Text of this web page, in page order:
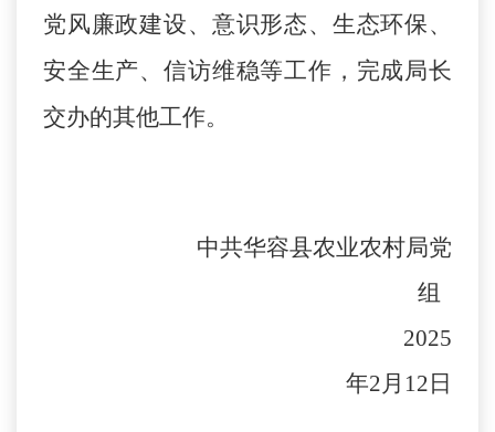
党风廉政建设、意识形态、生态环保、
安全生产、信访维稳等工作，完成局长
交办的其他工作。
中共华容县农业农村局党
组
2025
年2月12日